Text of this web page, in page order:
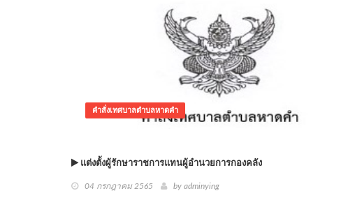
คำสั่งเทศบาลตำบลหาดคำ
แต่งตั้งผู้รักษาราชการแทนผู้อำนวยการกองคลัง
04 กรกฎาคม 2565 by adminying